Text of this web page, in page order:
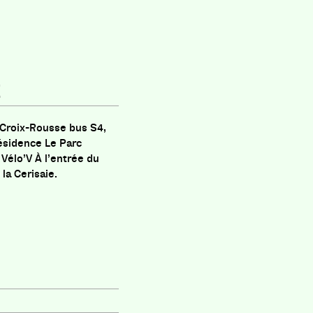
Rousse bus S4,
Le Parc
À l’entrée du
Cerisaie.